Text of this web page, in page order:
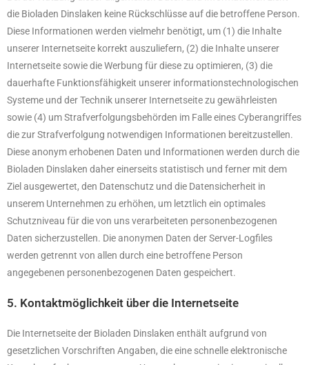
die Bioladen Dinslaken keine Rückschlüsse auf die betroffene Person.
Diese Informationen werden vielmehr benötigt, um (1) die Inhalte
unserer Internetseite korrekt auszuliefern, (2) die Inhalte unserer
Internetseite sowie die Werbung für diese zu optimieren, (3) die
dauerhafte Funktionsfähigkeit unserer informationstechnologischen
Systeme und der Technik unserer Internetseite zu gewährleisten
sowie (4) um Strafverfolgungsbehörden im Falle eines Cyberangriffes
die zur Strafverfolgung notwendigen Informationen bereitzustellen.
Diese anonym erhobenen Daten und Informationen werden durch die
Bioladen Dinslaken daher einerseits statistisch und ferner mit dem
Ziel ausgewertet, den Datenschutz und die Datensicherheit in
unserem Unternehmen zu erhöhen, um letztlich ein optimales
Schutzniveau für die von uns verarbeiteten personenbezogenen
Daten sicherzustellen. Die anonymen Daten der Server-Logfiles
werden getrennt von allen durch eine betroffene Person
angegebenen personenbezogenen Daten gespeichert.
5. Kontaktmöglichkeit über die Internetseite
Die Internetseite der Bioladen Dinslaken enthält aufgrund von
gesetzlichen Vorschriften Angaben, die eine schnelle elektronische